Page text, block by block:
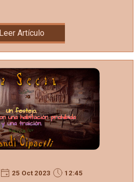
Leer Artículo
25 Oct 2023
12:45